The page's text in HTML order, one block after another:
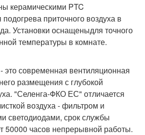
керамическими PTC
приточного воздуха в
Установки оснащеныдля точного
температуры в комнате.
современная вентиляционная
размещения с глубокой
"Селенга-ФКО ЕС" отличается
воздуха - фильтром и
светодиодами, срок службы
50000 часов непрерывной работы.